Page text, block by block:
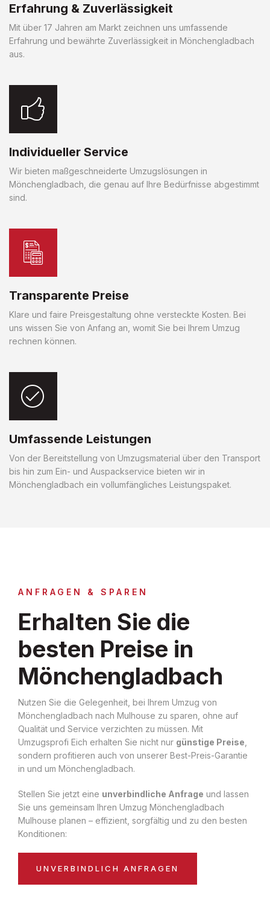
Erfahrung & Zuverlässigkeit
Mit über 17 Jahren am Markt zeichnen uns umfassende
Erfahrung und bewährte Zuverlässigkeit in Mönchengladbach
aus.
Individueller Service
Wir bieten maßgeschneiderte Umzugslösungen in
Mönchengladbach, die genau auf Ihre Bedürfnisse abgestimmt
sind.
Transparente Preise
Klare und faire Preisgestaltung ohne versteckte Kosten. Bei
uns wissen Sie von Anfang an, womit Sie bei Ihrem Umzug
rechnen können.
Umfassende Leistungen
Von der Bereitstellung von Umzugsmaterial über den Transport
bis hin zum Ein- und Auspackservice bieten wir in
Mönchengladbach ein vollumfängliches Leistungspaket.
ANFRAGEN & SPAREN
Erhalten Sie die
besten Preise in
Mönchengladbach
Nutzen Sie die Gelegenheit, bei Ihrem Umzug von
Mönchengladbach nach Mulhouse zu sparen, ohne auf
Qualität und Service verzichten zu müssen. Mit
Umzugsprofi Eich erhalten Sie nicht nur günstige Preise
sondern profitieren auch von unserer Best-Preis-Garantie
in und um Mönchengladbach.
Stellen Sie jetzt eine unverbindliche Anfrage und lassen
Sie uns gemeinsam Ihren Umzug Mönchengladbach
Mulhouse planen – effizient, sorgfältig und zu den besten
Konditionen:
UNVERBINDLICH ANFRAGEN